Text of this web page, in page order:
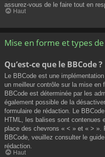
assurez-vous de le faire tout en
Haut
Mise en forme et types
Qu’est-ce que le BBCode ?
Le BBCode est une
un meilleur contrôle sur la mise en
BBCode est déterminée par les
également possible de la
formulaire de rédaction. Le
HTML, les balises sont contenues
place des chevrons « < » et « > ».
BBCode, veuillez consulter le
rédaction.
Haut